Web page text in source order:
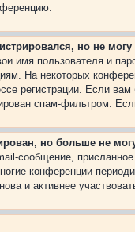
но не могу
имя пользователя и
На некоторых
регистрации. Если
спам-фильтром.
но больше не
сообщение,
конференции
и активнее